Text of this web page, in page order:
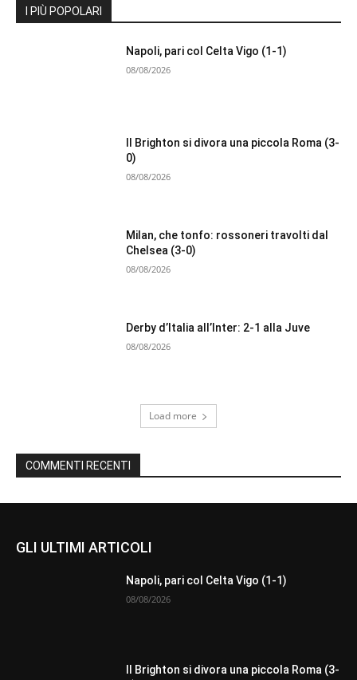
I PIÙ POPOLARI
Napoli, pari col Celta Vigo (1-1)
08/08/2026
Il Brighton si divora una piccola Roma (3-
0)
08/08/2026
Milan, che tonfo: rossoneri travolti dal
Chelsea (3-0)
08/08/2026
Derby d’Italia all’Inter: 2-1 alla Juve
08/08/2026
Load more
COMMENTI RECENTI
GLI ULTIMI ARTICOLI
Napoli, pari col Celta Vigo (1-1)
08/08/2026
Il Brighton si divora una piccola Roma (3-